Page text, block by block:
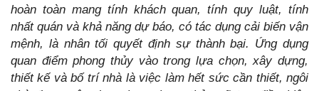
hoàn toàn mang tính khách quan, tính quy luật, tính
nhất quán và khả năng dự báo, có tác dụng cải biến vận
mệnh, là nhân tối quyết định sự thành bại. Ứng dụng
quan điểm phong thủy vào trong lựa chọn, xây dựng,
thiết kế và bố trí nhà là việc làm hết sức cần thiết, ngôi